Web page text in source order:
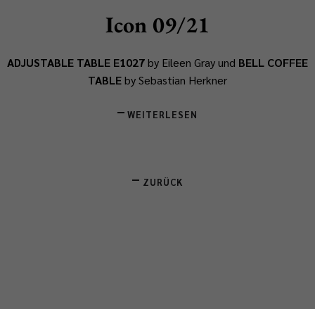
Icon 09/21
ADJUSTABLE TABLE E1027by Eileen Gray und BELL COFFEE
TABLEby Sebastian Herkner
WEITERLESEN
ZURÜCK